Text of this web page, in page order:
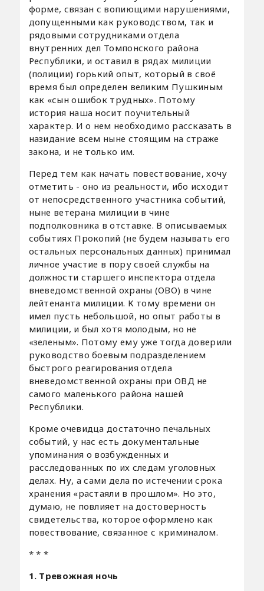
форме, связан с вопиющими нарушениями,
допущенными как руководством, так и
рядовыми сотрудниками отдела
внутренних дел Томпонского района
Республики, и оставил в рядах милиции
(полиции) горький опыт, который в своё
время был определен великим Пушкиным
как «сын ошибок трудных». Потому
история наша носит поучительный
характер. И о нем необходимо рассказать в
назидание всем ныне стоящим на страже
закона, и не только им.
Перед тем как начать повествование, хочу
отметить - оно из реальности, ибо исходит
от непосредственного участника событий,
ныне ветерана милиции в чине
подполковника в отставке. В описываемых
событиях Прокопий (не будем называть его
остальных персональных данных) принимал
личное участие в пору своей службы на
должности старшего инспектора отдела
вневедомственной охраны (ОВО) в чине
лейтенанта милиции. К тому времени он
имел пусть небольшой, но опыт работы в
милиции, и был хотя молодым, но не
«зеленым». Потому ему уже тогда доверили
руководство боевым подразделением
быстрого реагирования отдела
вневедомственной охраны при ОВД не
самого маленького района нашей
Республики.
Кроме очевидца достаточно печальных
событий, у нас есть документальные
упоминания о возбужденных и
расследованных по их следам уголовных
делах. Ну, а сами дела по истечении срока
хранения «растаяли в прошлом». Но это,
думаю, не повлияет на достоверность
свидетельства, которое оформлено как
повествование, связанное с криминалом.
* * *
1. Тревожная ночь